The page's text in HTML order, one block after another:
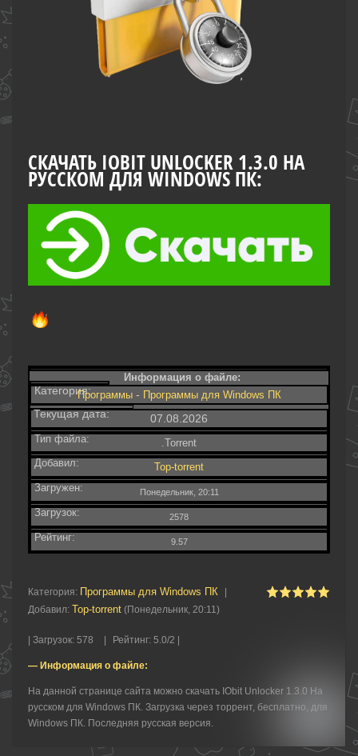
СКАЧАТЬ IOBIT UNLOCKER 1.3.0 НА
РУССКОМ ДЛЯ WINDOWS ПК:
Информация о файле:
Категория:Программы- Программы для Windows ПК
Текущая дата: 07.08.2026
Тип файла:
.Torrent
Добавил:
Top-torrent
Загружен:
Понедельник, 20:11
Загрузок: 2578
Рейтинг: 9.57
Категория: Программы для Windows ПК
Добавил: Top-torrent (Понедельник, 20:11)
Загрузок: 578 Рейтинг: 5.0/2 |
— Информация о файле:
На данной странице сайта можно скачать IObit Unlocker 1.3.0 На
русском для Windows ПК. Загрузка через торрент, бесплатно, для
Windows ПК. Последняя русская версия.